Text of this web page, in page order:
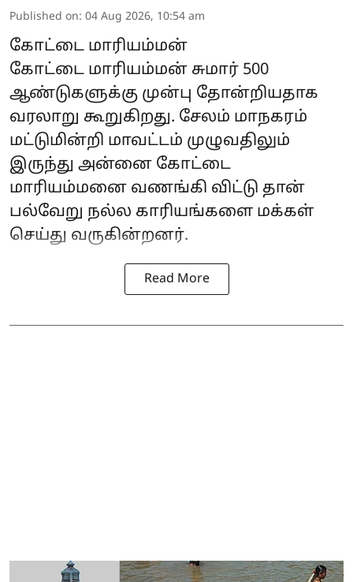
Published on: 04 Aug 2026, 10:54 am
கோட்டை மாரியம்மன்
கோட்டை மாரியம்மன் சுமார் 500
ஆண்டுகளுக்கு முன்பு தோன்றியதாக
வரலாறு கூறுகிறது. சேலம் மாநகரம்
மட்டுமின்றி மாவட்டம் முழுவதிலும்
இருந்து அன்னை கோட்டை
மாரியம்மனை வணங்கி விட்டு தான்
பல்வேறு நல்ல காரியங்களை மக்கள்
செய்து வருகின்றனர்.
Read More